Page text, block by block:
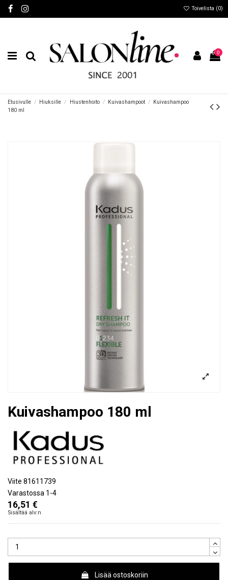
Toivelista (0)
0
Etusivulle Hiuksille Hiustenhoito Kuivashampoot
Kuivashampoo
180 ml
Kuivashampoo 180 ml
Viite 81611739
Varastossa 1-4
16,51 €
Sisältää alv:n
Lisää ostoskoriin